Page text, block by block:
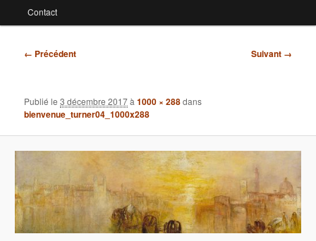
Contact
Navigation
← Précédent Suivant →
Publié le3 décembre 2017à1000 × 288dans
bienvenue_turner04_1000x288